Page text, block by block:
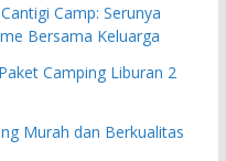
Camp: Serunya
Bersama Keluarga
Camping Liburan 2
Murah dan Berkualitas